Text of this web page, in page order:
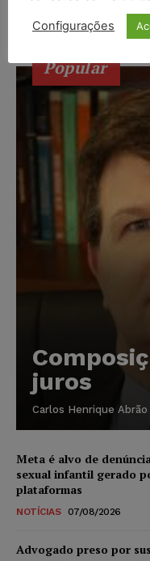
Popular
juros
Carlos Henrique Abrão
Meta é alvo de
sexual infantil gerado
plataformas
NOTÍCIAS 07/08/2026
Advogado preso por
Configurações